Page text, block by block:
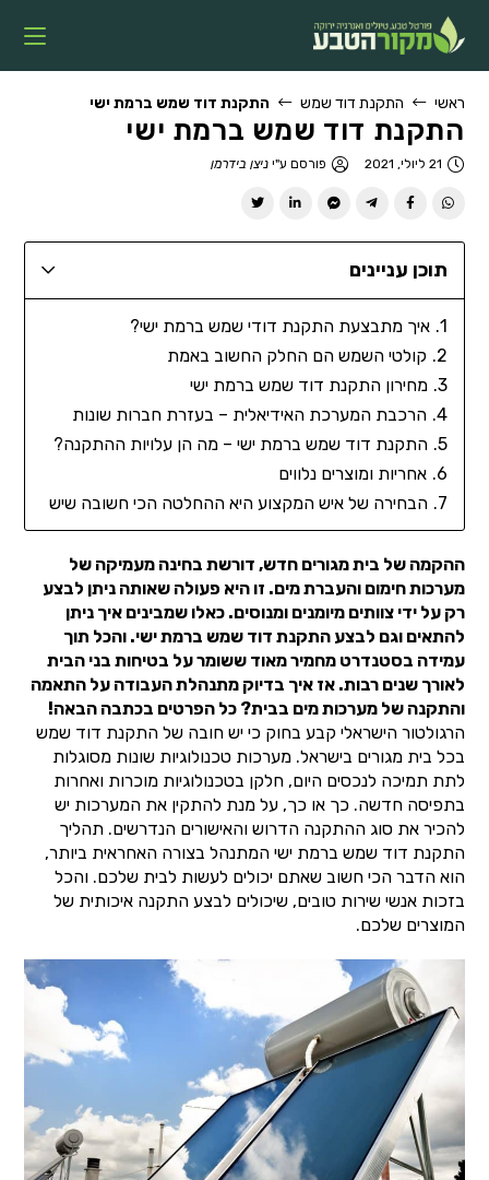
ראשי התקנת דוד שמש התקנת דוד שמש ברמת ישי
התקנת דוד שמש ברמת ישי
21 ליולי, 2021 פורסם ע"יניצן בידרמן
תוכן עניינים
איך מתבצעת התקנת דודי שמש ברמת ישי?
קולטי השמש הם החלק החשוב באמת
מחירון התקנת דוד שמש ברמת ישי
הרכבת המערכת האידיאלית – בעזרת חברות שונות
התקנת דוד שמש ברמת ישי – מה הן עלויות ההתקנה?
אחריות ומוצרים נלווים
הבחירה של איש המקצוע היא ההחלטה הכי חשובה שיש
ההקמה של בית מגורים חדש, דורשת בחינה מעמיקה של
מערכות חימום והעברת מים. זו היא פעולה שאותה ניתן לבצע
רק על ידי צוותים מיומנים ומנוסים. כאלו שמבינים איך ניתן
להתאים וגם לבצע התקנת דוד שמש ברמת ישי. והכל תוך
עמידה בסטנדרט מחמיר מאוד ששומר על בטיחות בני הבית
לאורך שנים רבות. אז איך בדיוק מתנהלת העבודה על התאמה
והתקנה של מערכות מים בבית? כל הפרטים בכתבה הבאה!
הרגולטור הישראלי קבע בחוק כי יש חובה של התקנת דוד שמש
בכל בית מגורים בישראל. מערכות טכנולוגיות שונות מסוגלות
לתת תמיכה לנכסים היום, חלקן בטכנולוגיות מוכרות ואחרות
בתפיסה חדשה. כך או כך, על מנת להתקין את המערכות יש
להכיר את סוג ההתקנה הדרוש והאישורים הנדרשים. תהליך
התקנת דוד שמש ברמת ישי המתנהל בצורה האחראית ביותר,
הוא הדבר הכי חשוב שאתם יכולים לעשות לבית שלכם. והכל
בזכות אנשי שירות טובים, שיכולים לבצע התקנה איכותית של
המוצרים שלכם.